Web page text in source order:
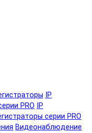
IP
PRO IP
серии PRO
Видеонаблюдение